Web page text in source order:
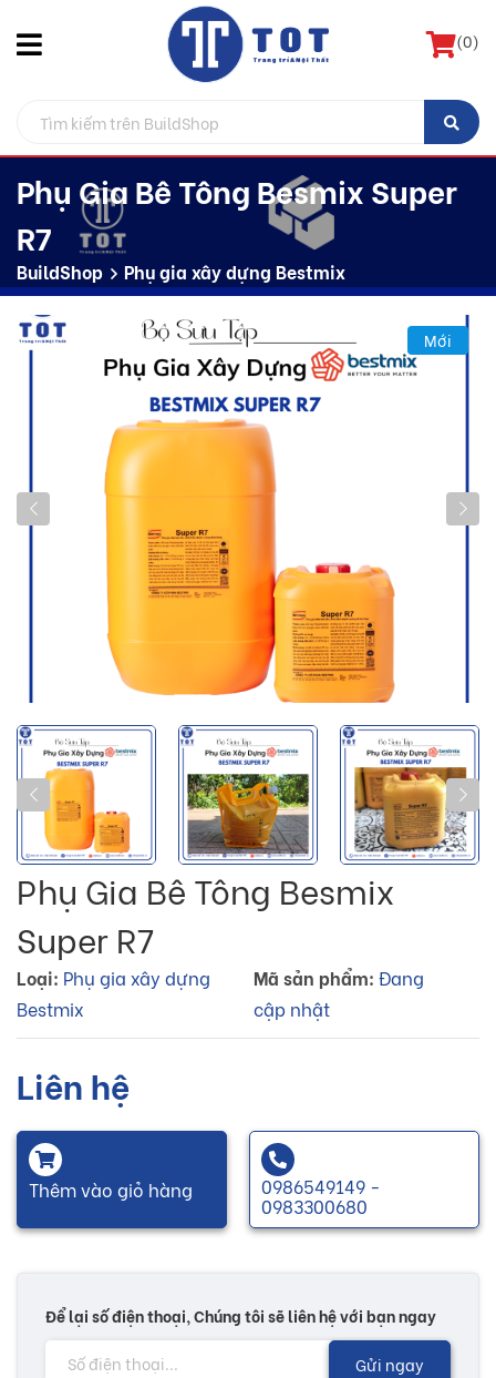
(0)
Phụ Gia Bê Tông Besmix Super
R7
BuildShop Phụ gia xây dựng Bestmix
Mới
Phụ Gia Bê Tông Besmix
Super R7
Loại: Phụ gia xây dựng
Bestmix
Mã sản phẩm: Đang
cập nhật
Liên hệ
Thêm vào giỏ hàng 0986549149 -
0983300680
Để lại số điện thoại, Chúng tôi sẽ liên hệ với bạn ngay
Gửi ngay